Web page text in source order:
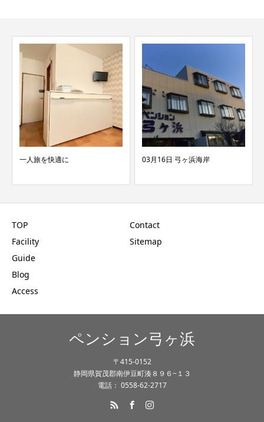
03月16日 弓ヶ浜海岸 6月14日 弓ヶ浜海岸
TOP
Facility
Guide
Blog
Access
Contact
Sitemap
ペンション弓ヶ浜
〒415-0152
静岡県賀茂郡南伊豆町湊８９６−１３
電話： 0558-62-2717